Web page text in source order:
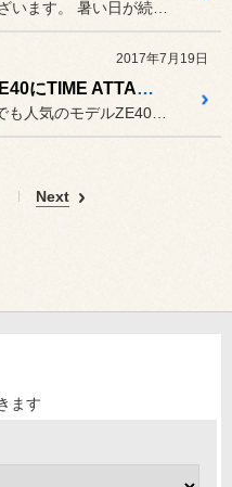
2017年7月19日
VOLK RACING ZE40にTIME ATTACK EDITIONが追加です。
Next
ます